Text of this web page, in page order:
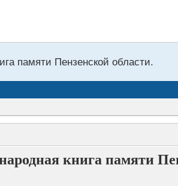
памяти Пензенской области.
книга памяти